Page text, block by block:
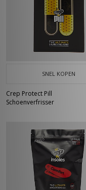
SNEL KOPEN
Crep Protect Pill
Schoenverfrisser